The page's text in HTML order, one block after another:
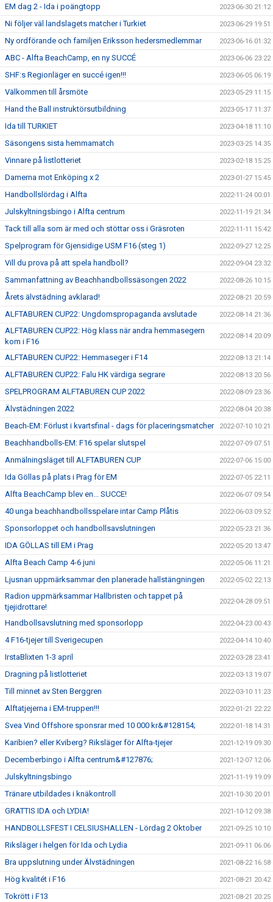
EM dag 2 - Ida i poängtopp 2023-06-30 21:12
Ni följer väl landslagets matcher i Turkiet 2023-06-29 19:51
Ny ordförande och familjen Eriksson hedersmedlemmar 2023-06-16 01:32
ABC - Alfta BeachCamp, en ny SUCCÉ 2023-06-06 23:22
SHF:s Regionläger en succé igen!!! 2023-06-05 06:19
Välkommen till årsmöte 2023-05-29 11:15
Hand the Ball instruktörsutbildning 2023-05-17 11:37
Ida till TURKIET 2023-04-18 11:10
Säsongens sista hemmamatch 2023-03-25 14:35
Vinnare på listlotteriet 2023-02-18 15:25
Damerna mot Enköping x 2 2023-01-27 15:45
Handbollslördag i Alfta 2022-11-24 00:01
Julskyltningsbingo i Alfta centrum 2022-11-19 21:34
Tack till alla som är med och stöttar oss i Gräsroten 2022-11-11 15:42
Spelprogram för Gjensidige USM F16 (steg 1) 2022-09-27 12:25
Vill du prova på att spela handboll? 2022-09-04 23:32
Sammanfattning av Beachhandbollssäsongen 2022 2022-08-26 10:15
Årets älvstädning avklarad! 2022-08-21 20:59
ALFTABUREN CUP22: Ungdomspropaganda avslutade 2022-08-14 21:36
ALFTABUREN CUP22: Hög klass när andra hemmasegern
kom i F16
2022-08-14 20:09
ALFTABUREN CUP22: Hemmaseger i F14 2022-08-13 21:14
ALFTABUREN CUP22: Falu HK värdiga segrare 2022-08-13 20:56
SPELPROGRAM ALFTABUREN CUP 2022 2022-08-09 23:36
Älvstädningen 2022 2022-08-04 20:38
Beach-EM: Förlust i kvartsfinal - dags för placeringsmatcher 2022-07-10 10:21
Beachhandbolls-EM: F16 spelar slutspel 2022-07-09 07:51
Anmälningsläget till ALFTABUREN CUP 2022-07-06 15:00
Ida Göllas på plats i Prag för EM 2022-07-05 22:11
Alfta BeachCamp blev en... SUCCE! 2022-06-07 09:54
40 unga beachhandbollsspelare intar Camp Plåtis 2022-06-03 09:52
Sponsorloppet och handbollsavslutningen 2022-05-23 21:36
IDA GÖLLAS till EM i Prag 2022-05-20 13:47
Alfta Beach Camp 4-6 juni 2022-05-06 11:21
Ljusnan uppmärksammar den planerade hallstängningen 2022-05-02 22:13
Radion uppmärksammar Hallbristen och tappet på
tjejidrottare!
2022-04-28 09:51
Handbollsavslutning med sponsorlopp 2022-04-23 00:43
4 F16-tjejer till Sverigecupen 2022-04-14 10:40
IrstaBlixten 1-3 april 2022-03-28 23:41
Dragning på listlotteriet 2022-03-13 19:07
Till minnet av Sten Berggren 2022-03-10 11:23
Alftatjejerna i EM-truppen!!! 2022-01-21 22:22
Svea Vind Offshore sponsrar med 10 000 kr&#128154; 2022-01-18 14:31
Karibien? eller Kviberg? Riksläger för Alfta-tjejer 2021-12-19 09:30
Decemberbingo i Alfta centrum&#127876; 2021-12-07 12:06
Julskyltningsbingo 2021-11-19 19:09
Tränare utbildades i knäkontroll 2021-10-30 20:01
GRATTIS IDA och LYDIA! 2021-10-12 09:38
HANDBOLLSFEST I CELSIUSHALLEN - Lördag 2 Oktober 2021-09-25 10:10
Riksläger i helgen för Ida och Lydia 2021-09-11 06:06
Bra uppslutning under Älvstädningen 2021-08-22 16:58
Hög kvalitét i F16 2021-08-21 20:42
Tokrött i F13 2021-08-21 20:25